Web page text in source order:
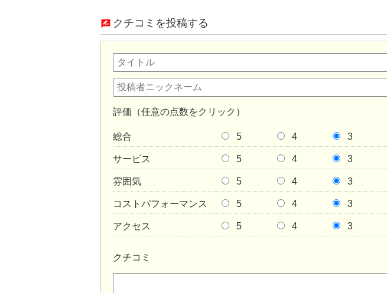
クチコミを投稿する
評価（任意の点数をクリック）
総合 5 4 3
サービス 5 4 3
雰囲気 5 4 3
コストパフォーマンス 5 4 3
アクセス 5 4 3
クチコミ